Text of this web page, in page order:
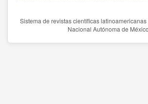
Sistema de revistas científicas
Nacional Autónoma de